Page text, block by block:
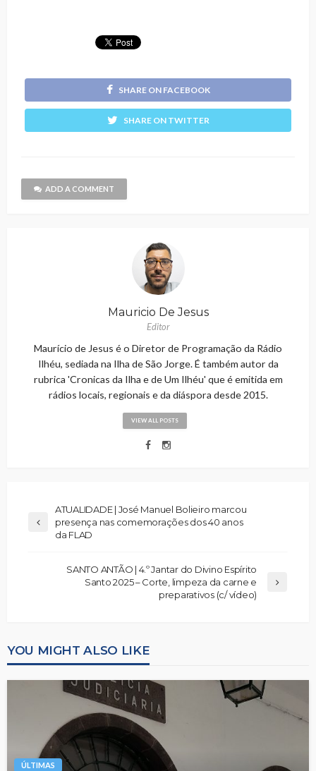
SHARE ON FACEBOOK
SHARE ON TWITTER
ADD A COMMENT
Mauricio De Jesus
Editor
Maurício de Jesus é o Diretor de Programação da Rádio
Ilhéu, sediada na Ilha de São Jorge. É também autor da
rubrica 'Cronicas da Ilha e de Um Ilhéu' que é emitida em
rádios locais, regionais e da diáspora desde 2015.
VIEW ALL POSTS
ATUALIDADE | José Manuel Bolieiro marcou
presença nas comemorações dos 40 anos
da FLAD
SANTO ANTÃO | 4.º Jantar do Divino Espírito
Santo 2025 – Corte, limpeza da carne e
preparativos (c/ vídeo)
YOU MIGHT ALSO LIKE
ÚLTIMAS